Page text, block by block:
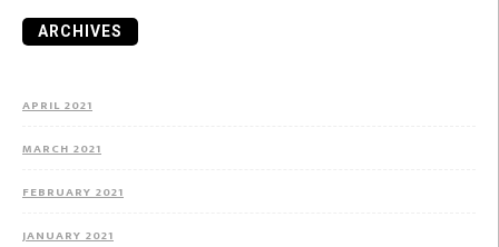
ARCHIVES
APRIL 2021
MARCH 2021
FEBRUARY 2021
JANUARY 2021